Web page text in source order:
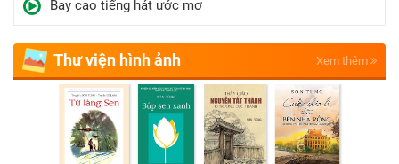
Bay cao tiếng hát ước mơ
Thư viện hình ảnh Xem thêm